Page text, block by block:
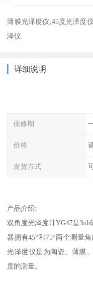
薄膜光泽度仪,45度光泽度
泽仪
详细说明
保修期
价格
发货方式
产品介绍:
双角度光泽度计YG47是3nh
器拥有45°和 75°两个测量
光泽度仪是为陶瓷、薄膜
度的测量。